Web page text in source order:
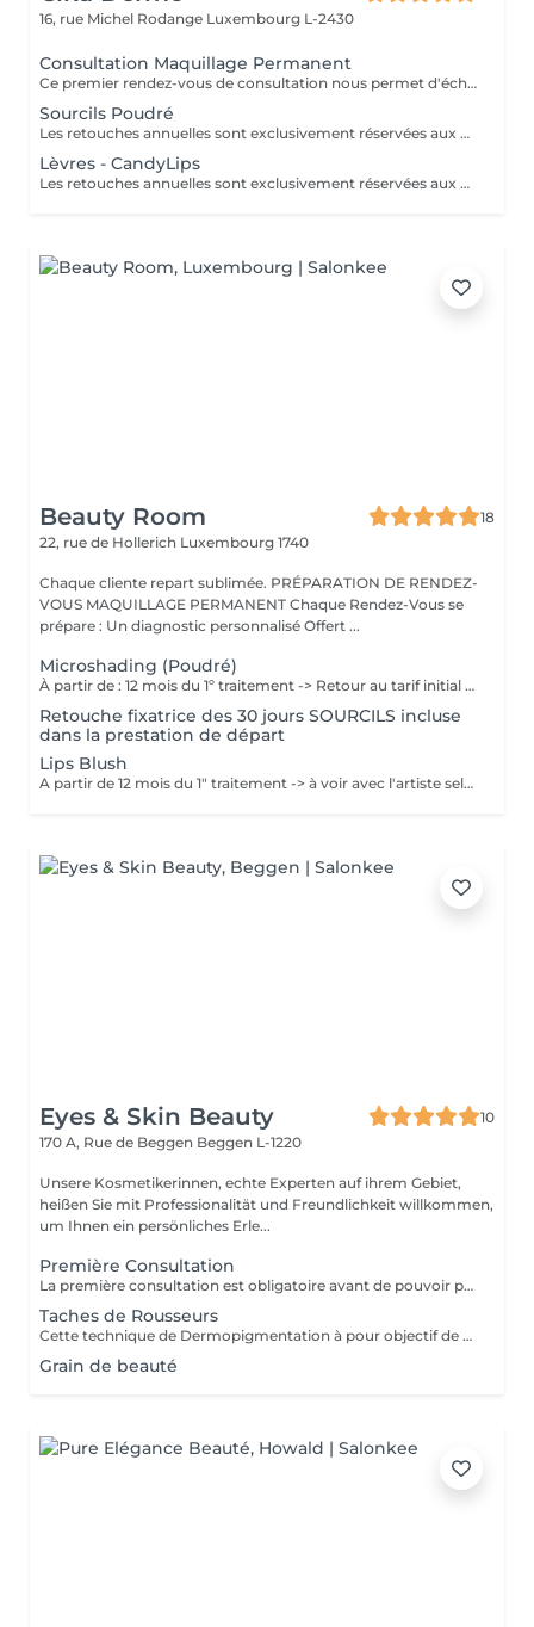
16, rue Michel Rodange Luxembourg L-2430
Consultation Maquillage Permanent
Ce premier rendez-vous de consultation nous permet d'échanger ensemble sur vos attentes, vous expliquer en détails nos techniques de maquillage permanent nouvelle génération et réaliser une simulation au crayon.
Sourcils Poudré
Les retouches annuelles sont exclusivement réservées aux clientes ayant fait la création sourcils dans notre centre.
Lèvres - CandyLips
Les retouches annuelles sont exclusivement réservées aux clientes ayant fait la création sourcils dans notre centre.
Beauty Room
18
22, rue de Hollerich Luxembourg 1740
Chaque cliente repart sublimée. PRÉPARATION DE RENDEZ-
VOUS MAQUILLAGE PERMANENT Chaque Rendez-Vous se
prépare : Un diagnostic personnalisé Offert ...
Microshading (Poudré)
À partir de : 12 mois du 1º traitement -> Retour au tarif initial (à voir avec l'artiste selon chaque cas). Chaque cliente repart sublimée: La micropigmentation des sourcils MicroShading est une technique innovante qui permet de recréer des sourcils naturels et réalistes. Nos experts artistiques utilisent des pigments spéciaux pour créer subtilement des micro-points pour les sourcils en MicroShading, donnant l'illusion d'un effet de couleur harmonieuse pour les sourcils avec la technique du MicroShading poudré. Ces méthodes révolutionnaires sont non invasives et offre des résultats impressionnants. Découvrez la micropigmentation MicroShading des sourcils à Luxembourg-gare avec Diana.
Retouche fixatrice des 30 jours SOURCILS incluse
dans la prestation de départ
Lips Blush
A partir de 12 mois du 1" traitement -> à voir avec l'artiste selon chaque cas. Chaque cliente repart sublimée: La micropigmentation des lèvres est une technique innovante qui permet de recréer des lèvres naturelles et réalistes. Nos experts artistiques utilisent des pigments spéciaux pour créer subtilement des micro-points pour les lèvres, donnant l'illusion d'un effet de couleur harmonieuse pour les lèvres avec la technique du MicroShading poudré. Ces méthodes révolutionnaires sont non invasives et offre des résultats impressionnants. Découvrez la micropigmentation des lèvres à Luxembourg-gare avec Diana.
Eyes & Skin Beauty
10
170 A, Rue de Beggen Beggen L-1220
Unsere Kosmetikerinnen, echte Experten auf ihrem Gebiet,
heißen Sie mit Professionalität und Freundlichkeit willkommen,
um Ihnen ein persönliches Erle...
Première Consultation
La première consultation est obligatoire avant de pouvoir prendre un rendez-vous pour la dermo-pigmentation.
Taches de Rousseurs
Cette technique de Dermopigmentation à pour objectif de donner l'illusion d'avoir de vraies tâches de rousseur dans le but de rehausser le teint, accentuer celles qui sont déja existantes et faire ressortir les pommettes. Elles donnent une effet « bonne mine » instantanément. Elles restent un minimum de 3 à 5 ans et commencent à disparaitre à partir de 3 ans. Elles ne présentent aucun risque car elles se pattinent très bien avec le temps et ne nécessitent pas forcément de retouche.
Grain de beauté